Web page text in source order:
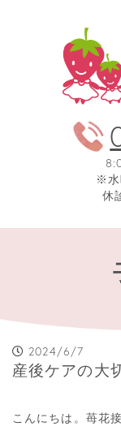
※水
休
2024/6/7
産後ケアの大
こんにちは。苺花